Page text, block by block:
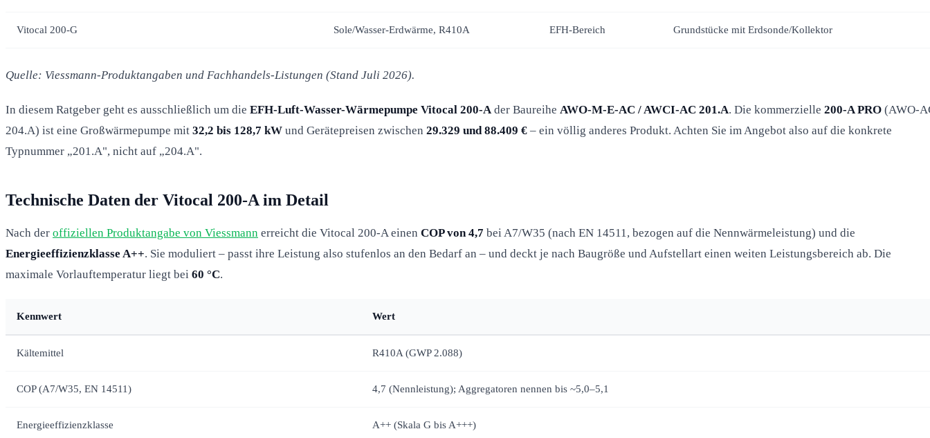
Vitocal 200-G Sole/Wasser-Erdwärme, R410A EFH-Bereich Grundstücke mit Erdsonde/Kollektor
Quelle: Viessmann-Produktangaben und Fachhandels-Listungen (Stand Juli 2026).
In diesem Ratgeber geht es ausschließlich um die EFH-Luft-Wasser-Wärmepumpe Vitocal 200-A der Baureihe AWO-M-E-AC / AWCI-AC 201.A. Die kommerzielle 200-A PRO (AWO-
204.A) ist eine Großwärmepumpe mit 32,2 bis 128,7 kW und Gerätepreisen zwischen 29.329 und 88.409 € – ein völlig anderes Produkt. Achten Sie im Angebot also auf die konkrete
Typnummer „201.A", nicht auf „204.A".
Technische Daten der Vitocal 200-A im Detail
Nach der offiziellen Produktangabe von Viessmann erreicht die Vitocal 200-A einen COP von 4,7 bei A7/W35 (nach EN 14511, bezogen auf die Nennwärmeleistung) und die
Energieeffizienzklasse A++. Sie moduliert – passt ihre Leistung also stufenlos an den Bedarf an – und deckt je nach Baugröße und Aufstellart einen weiten Leistungsbereich ab. Die
maximale Vorlauftemperatur liegt bei 60 °C.
Kennwert Wert
Kältemittel R410A (GWP 2.088)
COP (A7/W35, EN 14511) 4,7 (Nennleistung); Aggregatoren nennen bis ~5,0–5,1
Energieeffizienzklasse A++ (Skala G bis A+++)